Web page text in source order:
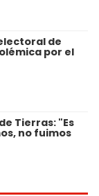
de
por el
Tierras: "Es
no fuimos